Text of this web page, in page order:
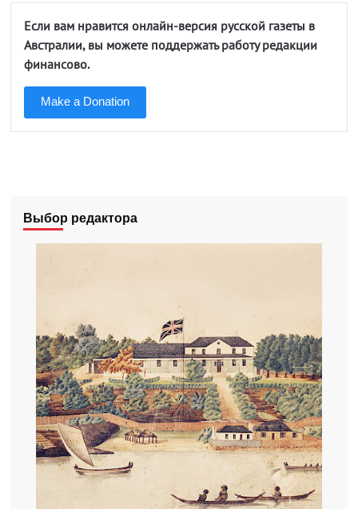
Если вам нравится онлайн-версия русской газеты в
Австралии, вы можете поддержать работу редакции
финансово.
Make a Donation
Выбор редактора